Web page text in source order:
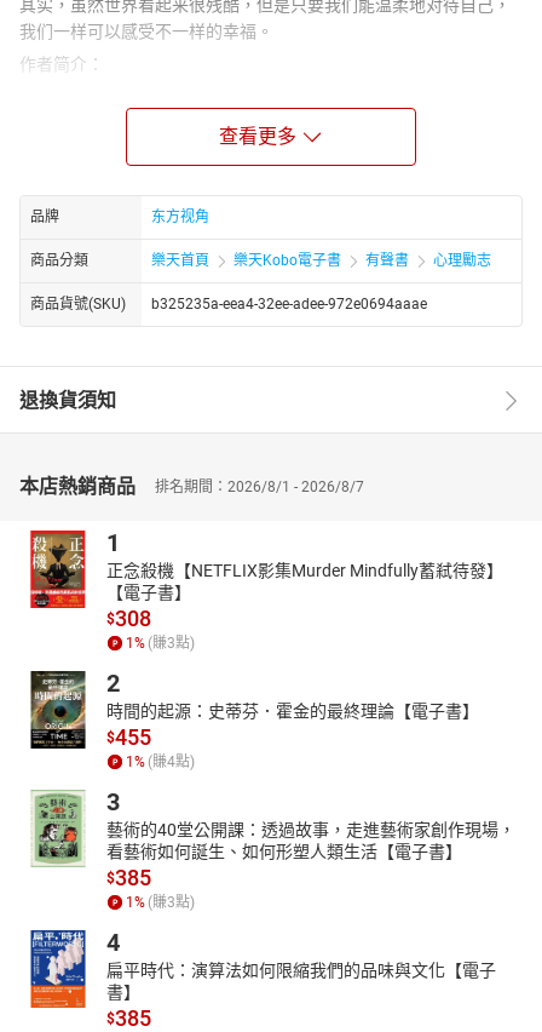
其实，虽然世界看起来很残酷，但是只要我们能温柔地对待自己，
我们一样可以感受不一样的幸福。
作者简介：
任职多家跨国公司人员人力资源培训讲师，负责公司中级人员培
训。培训课程包括沟通技巧、员工管理学、人力资源、职业规划、
志自由撰稿人 。
查看更多
品牌 东方视角
商品分類 樂天首頁 樂天Kobo電子書 有聲書 心理勵志
商品貨號(SKU) b325235a-eea4-32ee-adee-972e0694aaae
退換貨須知
本店熱銷商品 排名期間：2026/8/1 - 2026/8/7
1
正念殺機【NETFLIX影集Murder Mindfully蓄弒待發】
【電子書】
$308
1 % (賺3點)
2
時間的起源：史蒂芬．霍金的最終理論【電子書】
$455
1 % (賺4點)
3
藝術的40堂公開課：透過故事，走進藝術家創作現場，
看藝術如何誕生、如何形塑人類生活【電子書】
$385
1 % (賺3點)
4
扁平時代：演算法如何限縮我們的品味與文化【電子
書】
$385